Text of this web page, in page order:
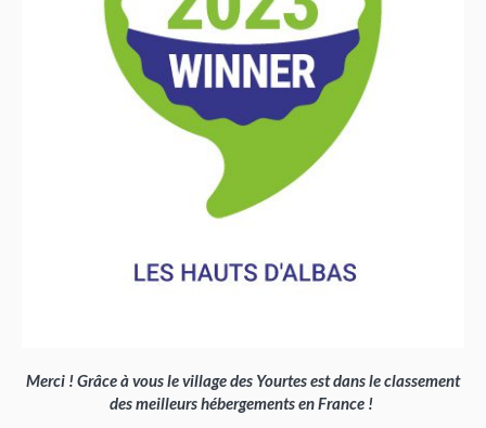
Merci ! Grâce à vous le village des Yourtes est dans le classement
des meilleurs hébergements en France !